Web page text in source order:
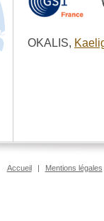
OKALIS,
Accueil | Mentions légales